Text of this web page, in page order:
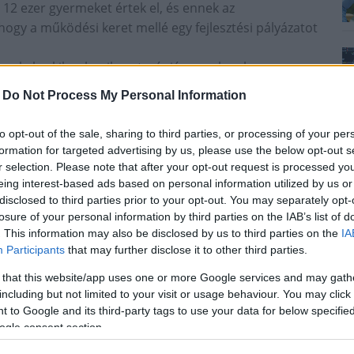
Do Not Process My Personal Information
opt-out of the sale, sharing to third parties, or processing of your
for targeted advertising by us, please use the below opt-out
selection. Please note that after your opt-out request is processed
interest-based ads based on personal information utilized by us
to third parties prior to your opt-out. You may separately
of your personal information by third parties on the IAB’s list of
This information may also be disclosed by us to third parties on the
Participants that may further disclose it to other third parties.
that this website/app uses one or more Google services and may
but not limited to your visit or usage behaviour. You may
to Google and its third-party tags to use your data for below
consent section.
ezer gyermeket értek el, és ennek az
a működési keret mellé egy fejlesztési pályázatot
akik valamilyen terápiára, szakemberre,
kapjanak, a pályázat eszközfejlesztési eleme pedig
eszközök - vagy a gyerekházakban a szülőket
Ez a következő hetekben valósul meg - jegyezte
kormányzat célja, hogy a jelenlegi 112 gyerekház
a következő években. Ehhez 2,5 milliárd forintot
munkák befejeződtek, és várhatóan jövő év
a rendszerbe állításával, hosszú távon
érni a felzárkózáspolitika egyik kiemelt célját,
és gyermek kapjon ezeken az intézményeken
a sajtótájékoztatóval egy időben zajló
arra hívta fel a figyelmet, ennek az egyik